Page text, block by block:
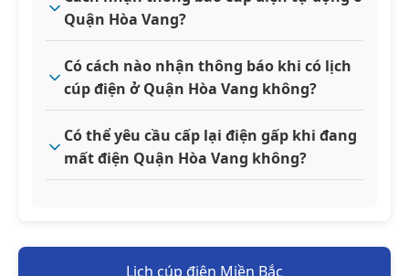
Quận Hòa Vang?
Có cách nào nhận thông báo khi có lịch
cúp điện ở Quận Hòa Vang không?
Có thể yêu cầu cấp lại điện gấp khi đang
mất điện Quận Hòa Vang không?
Lịch cúp điện Miền Bắc